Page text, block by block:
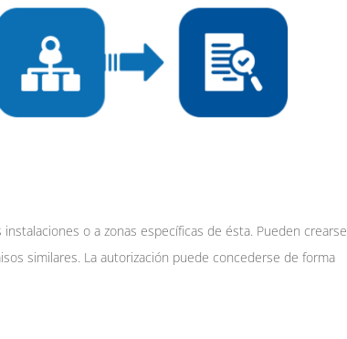
o a zonas específicas de ésta. Pueden crearse
similares. La autorización puede concederse de forma